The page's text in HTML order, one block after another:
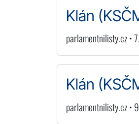
Klán
parlamentnilisty.cz •
Klán
parlamentnilisty.cz